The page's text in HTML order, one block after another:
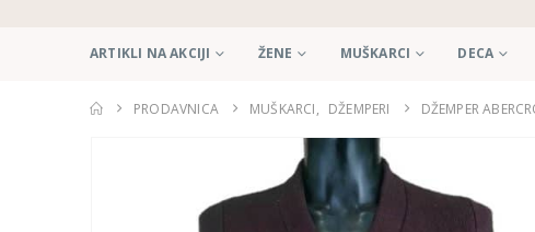
ARTIKLI NA AKCIJI ŽENE MUŠKARCI DECA
PRODAVNICA MUŠKARCI, DŽEMPERI DŽEMPER